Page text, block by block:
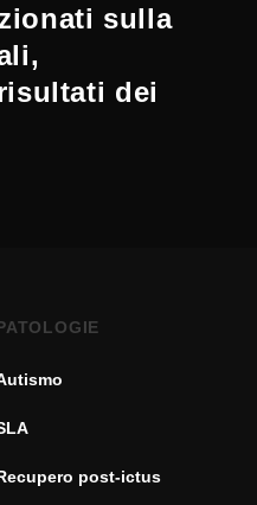
sulla
dei
post-ictus